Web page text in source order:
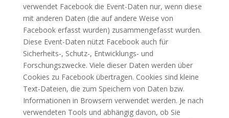
verwendet Facebook die Event-Daten nur, wenn diese
mit anderen Daten (die auf andere Weise von
Facebook erfasst wurden) zusammengefasst wurden.
Diese Event-Daten nützt Facebook auch für
Sicherheits-, Schutz-, Entwicklungs- und
Forschungszwecke. Viele dieser Daten werden über
Cookies zu Facebook übertragen. Cookies sind kleine
Text-Dateien, die zum Speichern von Daten bzw.
Informationen in Browsern verwendet werden. Je nach
verwendeten Tools und abhängig davon, ob Sie